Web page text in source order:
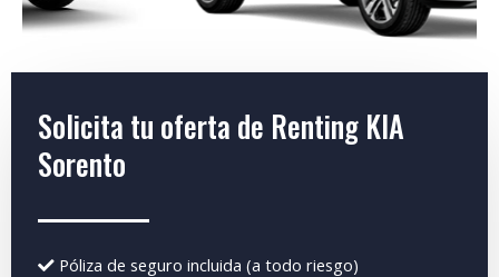
Solicita tu oferta de Renting KIA
Sorento
Póliza de seguro incluida (a todo riesgo)